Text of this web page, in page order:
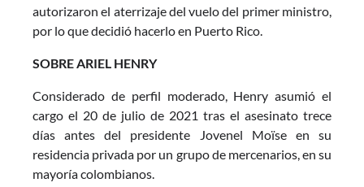
autorizaron el aterrizaje del vuelo del primer ministro,
por lo que decidió hacerlo en Puerto Rico.
SOBRE ARIEL HENRY
Considerado de perfil moderado, Henry asumió el
cargo el 20 de julio de 2021 tras el asesinato trece
días antes del presidente Jovenel Moïse en su
residencia privada por un grupo de mercenarios, en su
mayoría colombianos.